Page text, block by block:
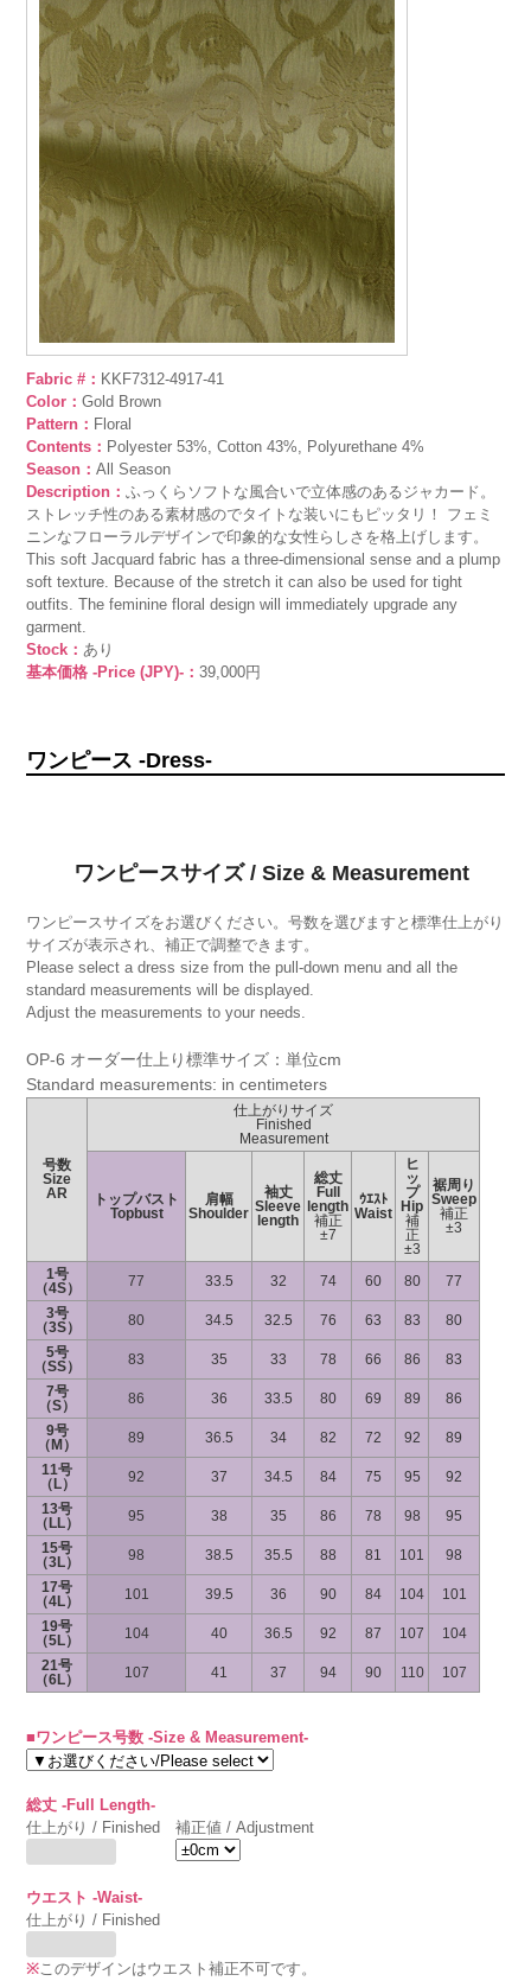
Fabric #： KKF7312-4917-41
Color：Gold Brown
Pattern： Floral
Contents： Polyester 53%, Cotton 43%, Polyurethane 4%
Season：All Season
Description：ふっくらソフトな風合いで立体感のあるジャカード。
ストレッチ性のある素材感のでタイトな装いにもピッタリ！ フェミ
ニンなフローラルデザインで印象的な女性らしさを格上げします。
This soft Jacquard fabric has a three-dimensional sense and a plump
soft texture. Because of the stretch it can also be used for tight
outfits. The feminine floral design will immediately upgrade any
garment.
Stock：あり
基本価格 -Price (JPY)-：39,000円
ワンピース -Dress-
ワンピースサイズ / Size & Measurement
ワンピースサイズをお選びください。号数を選びますと標準仕上がり
サイズが表示され、補正で調整できます。
Please select a dress size from the pull-down menu and all the
standard measurements will be displayed.
Adjust the measurements to your needs.
OP-6 オーダー仕上り標準サイズ：単位cm
Standard measurements: in centimeters
号数
Size
AR
仕上がりサイズ
Finished
Measurement
トップバスト
Topbust
肩幅
Shoulder
袖丈
Sleeve
length
総丈
Full
length
補正
±7
ｳｴｽﾄ
Waist
ヒ
ッ
プ
Hip
補
正
±3
裾周り
Sweep
補正
±3
1号
（4S）
77 33.5 32 74 60 80
77
3号
（3S）
80 34.5 32.5 76 63 83
80
5号
（SS）
83 35 33 78 66 86
83
7号
（S）
86 36 33.5 80 69 89
86
9号
（M）
89 36.5 34 82 72 92
89
11号
（L）
92 37 34.5 84 75 95
92
13号
（LL）
95 38 35 86 78 98
95
15号
（3L）
98 38.5 35.5 88 81 101
98
17号
（4L）
101 39.5 36 90 84 104
101
19号
（5L）
104 40 36.5 92 87 107
104
21号
（6L）
107 41 37 94 90 110 107
■ワンピース号数 -Size & Measurement-
総丈 -Full Length-
仕上がり / Finished
補正値 / Adjustment
ウエスト -Waist-
仕上がり / Finished
※このデザインはウエスト補正不可です。